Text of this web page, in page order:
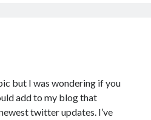
but I was wondering if you
add to my blog that
twitter updates. I’ve